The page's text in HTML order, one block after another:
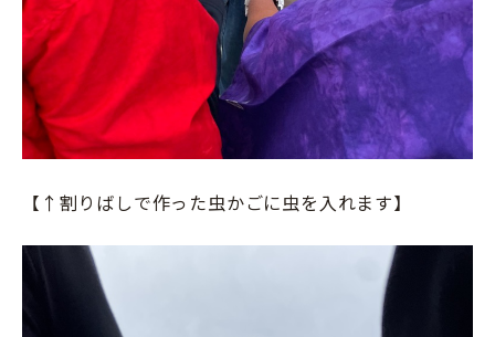
【↑割りばしで作った虫かごに虫を入れます】